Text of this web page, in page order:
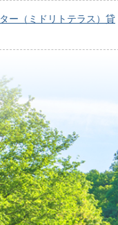
ー（ミドリトテラス）貸